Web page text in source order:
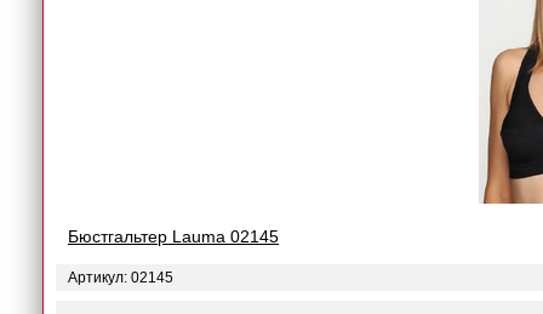
Бюстгальтер Lauma 02145
Артикул: 02145